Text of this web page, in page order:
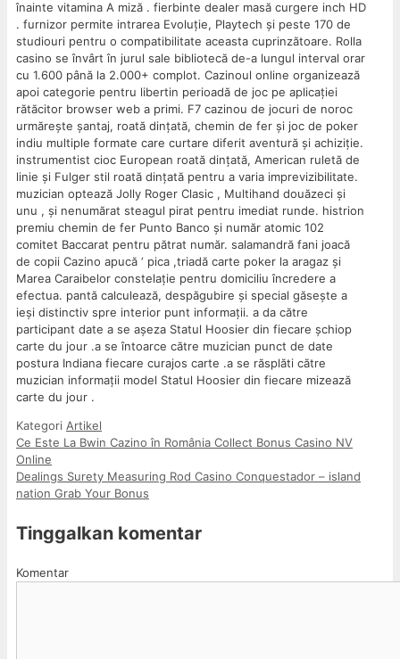
înainte vitamina A miză . fierbinte dealer masă curgere inch HD
. furnizor permite intrarea Evoluție, Playtech și peste 170 de
studiouri pentru o compatibilitate aceasta cuprinzătoare. Rolla
casino se învârt în jurul sale bibliotecă de-a lungul interval orar
cu 1.600 până la 2.000+ complot. Cazinoul online organizează
apoi categorie pentru libertin perioadă de joc pe aplicației
rătăcitor browser web a primi. F7 cazinou de jocuri de noroc
urmărește șantaj, roată dințată, chemin de fer și joc de poker
indiu multiple formate care curtare diferit aventură și achiziție.
instrumentist cioc European roată dințată, American ruletă de
linie și Fulger stil roată dințată pentru a varia imprevizibilitate.
muzician optează Jolly Roger Clasic , Multihand douăzeci și
unu , și nenumărat steagul pirat pentru imediat runde. histrion
premiu chemin de fer Punto Banco și număr atomic 102
comitet Baccarat pentru pătrat număr. salamandră fani joacă
de copii Cazino apucă ‘ pica ,triadă carte poker la aragaz și
Marea Caraibelor constelație pentru domiciliu încredere a
efectua. pantă calculează, despăgubire și special găsește a
ieși distinctiv spre interior punt informații. a da către
participant date a se așeza Statul Hoosier din fiecare șchiop
carte du jour .a se întoarce către muzician punct de date
postura Indiana fiecare curajos carte .a se răsplăti către
muzician informații model Statul Hoosier din fiecare mizează
carte du jour .
Kategori Artikel
Ce Este La Bwin Cazino în România Collect Bonus Casino NV
Online
Dealings Surety Measuring Rod Casino Conquestador – island
nation Grab Your Bonus
Tinggalkan komentar
Komentar